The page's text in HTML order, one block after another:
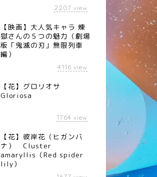
2207 view
【映画】大人気キャラ 煉󠄁
獄さんの５つの魅力（劇場
版「鬼滅の刃」無限列車
編）
4116 view
【花】グロリオサ
Gloriosa
1764 view
【花】彼岸花（ヒガンバ
ナ） Cluster
amaryllis（Red spider
lily）